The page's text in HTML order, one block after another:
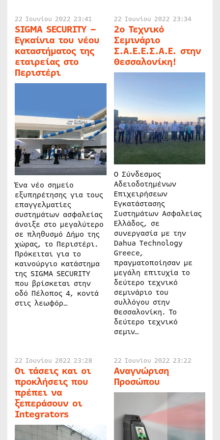
22 Ιουνίου 2022 23:41
SIGMA SECURITY –
Εγκαίνια του νέου
καταστήματος της
εταιρείας στο
Περιστέρι
Ένα νέο σημείο
εξυπηρέτησης για τους
επαγγελματίες
συστημάτων ασφαλείας
άνοιξε στο μεγαλύτερο
σε πληθυσμό Δήμο της
χώρας, το Περιστέρι.
Πρόκειται για το
καινούργιο κατάστημα
της SIGMA SECURITY
που βρίσκεται στην
οδό Πέλοπος 4, κοντά
στις λεωφόρ…
22 Ιουνίου 2022 23:34
2ο Τεχνικό
Σεμινάριο
Σ.Α.Ε.Ε.Σ.Α.Ε. στην
Θεσσαλονίκη!
Ο Σύνδεσμος
Αδειοδοτημένων
Επιχειρήσεων
Εγκατάστασης
Συστημάτων Ασφαλείας
Ελλάδος, σε
συνεργασία με την
Dahua Technology
Greece,
πραγματοποίησαν με
μεγάλη επιτυχία το
δεύτερο τεχνικό
σεμινάριο του
συλλόγου στην
Θεσσαλονίκη. Το
δεύτερο τεχνικό
σεμιν…
22 Ιουνίου 2022 23:28
Οι τάσεις και οι
προκλήσεις που
πρέπει να
ξεπεράσουν οι
Integrators
22 Ιουνίου 2022 23:22
Αναγνώριση
Προσώπου